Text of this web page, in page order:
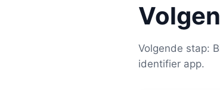
Volgende stap:
identifier app.